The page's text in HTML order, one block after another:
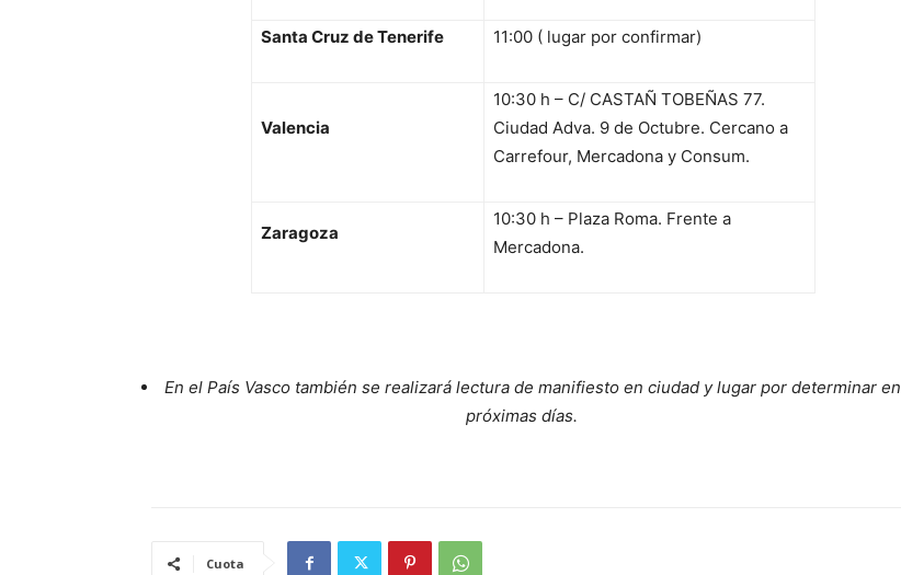
Santa Cruz de Tenerife 11:00 ( lugar por confirmar)
Valencia
10:30 h – C/ CASTAÑ TOBEÑAS 77.
Ciudad Adva. 9 de Octubre. Cercano a
Carrefour, Mercadona y Consum.
Zaragoza
10:30 h – Plaza Roma. Frente a
Mercadona.
En el País Vasco también se realizará lectura de manifiesto en ciudad y lugar por determinar en
próximas días.
Cuota